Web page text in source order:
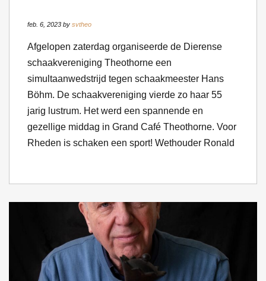
feb. 6, 2023 by svtheo
Afgelopen zaterdag organiseerde de Dierense
schaakvereniging Theothorne een
simultaanwedstrijd tegen schaakmeester Hans
Böhm. De schaakvereniging vierde zo haar 55
jarig lustrum. Het werd een spannende en
gezellige middag in Grand Café Theothorne. Voor
Rheden is schaken een sport! Wethouder Ronald